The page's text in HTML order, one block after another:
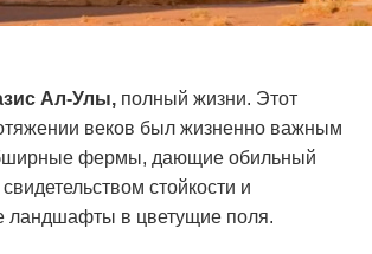
Ал-Улы, полный жизни. Этот
веков был жизненно важным
фермы, дающие обильный
стойкости и
ландшафты в цветущие поля.